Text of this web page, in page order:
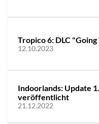
Tropico 6: DLC
12.10.2023
Indoorlands: Update
veröffentlicht
21.12.2022